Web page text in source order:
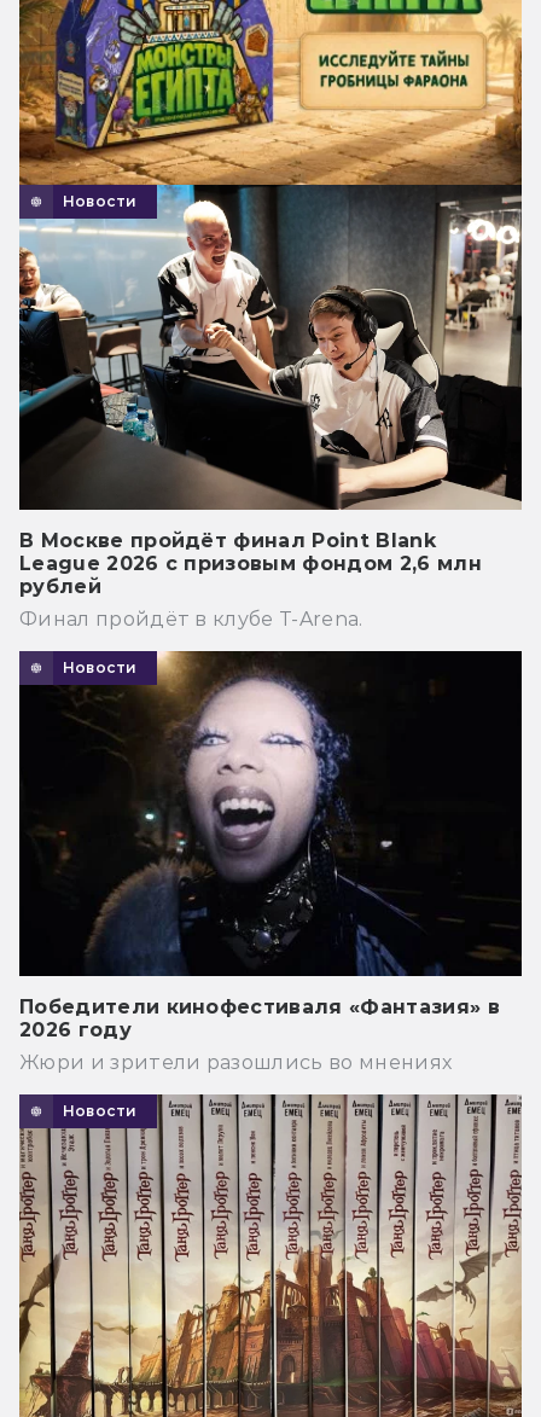
Новости
В Москве пройдёт финал Point Blank
League 2026 с призовым фондом 2,6 млн
рублей
Финал пройдёт в клубе T-Arena.
Новости
Победители кинофестиваля «Фантазия» в
2026 году
Жюри и зрители разошлись во мнениях
Новости